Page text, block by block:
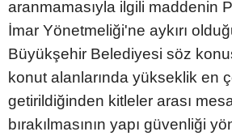
aranmamasıyla ilgili maddenin
İmar Yönetmeliği'ne aykırı
Büyükşehir Belediyesi söz
konut alanlarında yükseklik en
getirildiğinden kitleler arası
bırakılmasının yapı güvenliği